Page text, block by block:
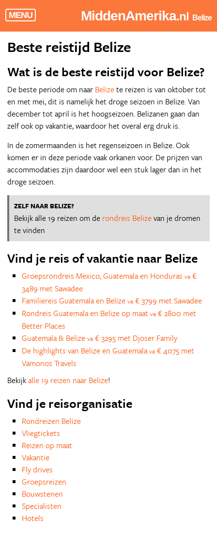
MENU MiddenAmerika.nl Belize
Beste reistijd Belize
Wat is de beste reistijd voor Belize?
De beste periode om naar Belizete reizen is van oktober tot
en met mei, dit is namelijk het droge seizoen in Belize. Van
december tot april is het hoogseizoen. Belizanen gaan dan
zelf ook op vakantie, waardoor het overal erg druk is.
In de zomermaanden is het regenseizoen in Belize. Ook
komen er in deze periode vaak orkanen voor. De prijzen van
accommodaties zijn daardoor wel een stuk lager dan in het
droge seizoen.
ZELF NAAR BELIZE?
Bekijk alle 19 reizen om de rondreis Belizevan je dromen
te vinden
Vind je reis of vakantie naar Belize
Groepsrondreis Mexico, Guatemala en Honduras va €
3489 met Sawadee
Familiereis Guatemala en Belize va € 3799 met Sawadee
Rondreis Guatemala en Belize op maat va € 2800 met
Better Places
Guatemala & Belize va € 3295 met Djoser Family
De highlights van Belize en Guatemala va € 4075 met
Vamonos Travels
Bekijkalle 19 reizen naar Belize!
Vind je reisorganisatie
Rondreizen Belize
Vliegtickets
Reizen op maat
Vakantie
Fly drives
Groepsreizen
Bouwstenen
Specialisten
Hotels